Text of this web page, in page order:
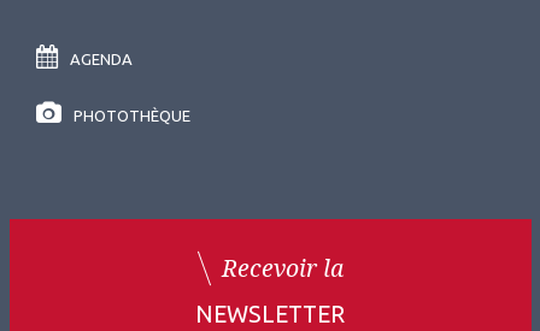
AGENDA
PHOTOTHÈQUE
Recevoir la
NEWSLETTER